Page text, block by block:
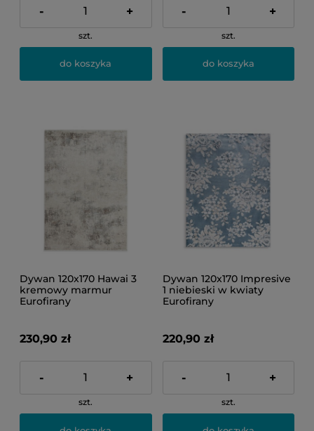
- +
szt.
do koszyka
- +
szt.
do koszyka
Dywan 120x170 Hawai 3
kremowy marmur
Eurofirany
230,90 zł
- +
szt.
Dywan 120x170 Impresive
1 niebieski w kwiaty
Eurofirany
220,90 zł
- +
szt.